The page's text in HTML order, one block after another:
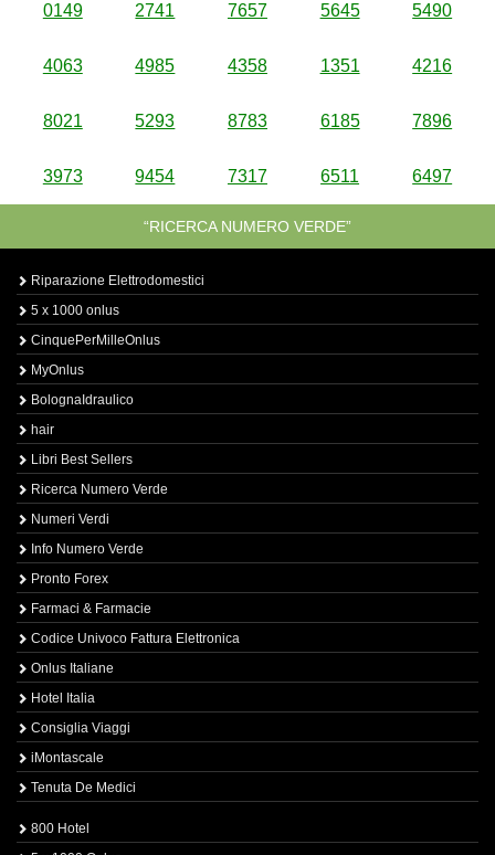
0149 2741 7657 5645 5490
4063 4985 4358 1351 4216
8021 5293 8783 6185 7896
3973 9454 7317 6511 6497
“RICERCA NUMERO VERDE”
Riparazione Elettrodomestici
5 x 1000 onlus
CinquePerMilleOnlus
MyOnlus
BolognaIdraulico
hair
Libri Best Sellers
Ricerca Numero Verde
Numeri Verdi
Info Numero Verde
Pronto Forex
Farmaci & Farmacie
Codice Univoco Fattura Elettronica
Onlus Italiane
Hotel Italia
Consiglia Viaggi
iMontascale
Tenuta De Medici
800 Hotel